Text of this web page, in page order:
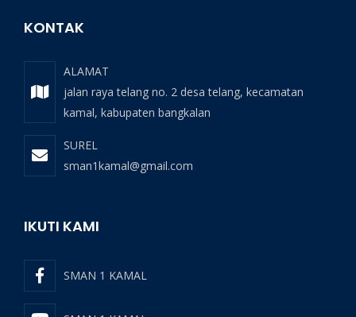
KONTAK
ALAMAT
jalan raya telang no. 2 desa telang, kecamatan
kamal, kabupaten bangkalan
SUREL
sman1kamal@gmail.com
IKUTI KAMI
SMAN 1 KAMAL